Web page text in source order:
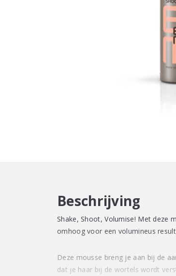
Beschrijving
Shake, Shoot, Volumise! Met deze
omhoog voor een volumineus
Deze mousse breng je aan bij de
dat je haar bij de wortels wordt